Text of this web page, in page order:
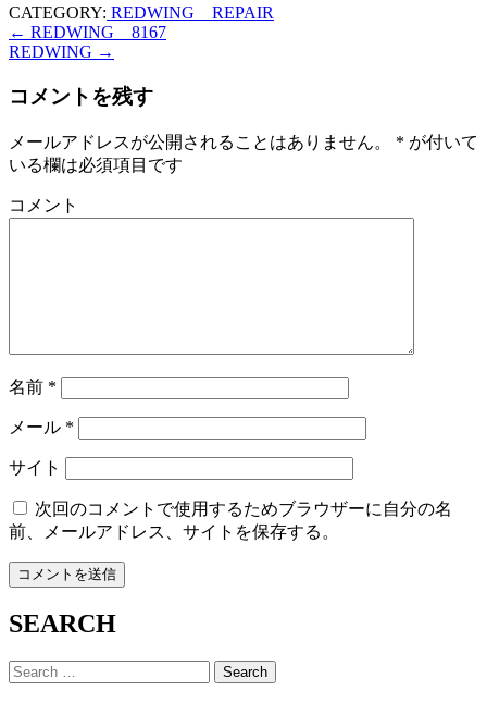
CATEGORY: REDWING REPAIR
← REDWING 8167
REDWING →
コメントを残す
メールアドレスが公開されることはありません。 * が付いて
いる欄は必須項目です
コメント
名前 *
メール *
サイト
次回のコメントで使用するためブラウザーに自分の名
前、メールアドレス、サイトを保存する。
SEARCH